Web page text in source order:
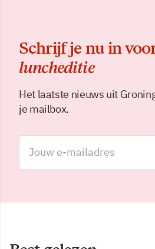
Schrijf je nu in
luncheditie
Het laatste nieuws uit
je mailbox.